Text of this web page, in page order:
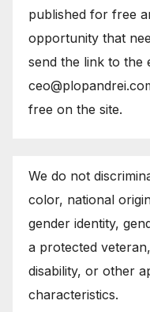
published for free
opportunity that
send the link to the
free on the site.
We do not
color, national
gender identity,
a protected
disability, or other
characteristics.